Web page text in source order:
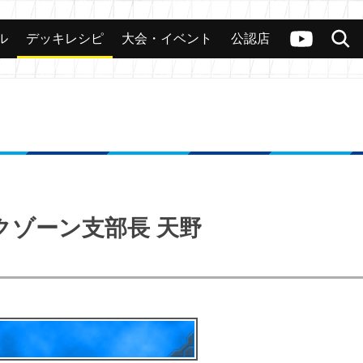
ヴァンガードch
検索
カード 大会 公認店舗 その他
デッキレシピ 大会・イベント 公認店
ーン支部長 天野